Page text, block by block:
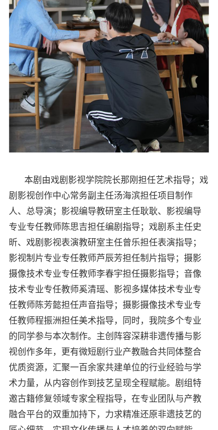
本剧由戏剧影视学院院长那刚担任艺术指导；戏
剧影视创作中心常务副主任汤海滨担任项目制作
人、总导演；影视编导教研室主任耿耿、影视编导
专业专任教师陈思吉担任编剧指导；戏剧系主任史
昕、戏剧影视表演教研室主任曾乐担任表演指导；
影视制片专业专任教师芦辰芳担任制片指导；摄影
摄像技术专业专任教师李春宇担任摄影指导；音像
技术专业专任教师奚清瑶、影视多媒体技术专业专
任教师陈芳懿担任声音指导；摄影摄像技术专业专
任教师程振洲担任美术指导，同时，我院多个专业
的同学参与本次制作。主创阵容深耕非遗传播与影
视创作多年，更有微短剧行业产教融合共同体整合
优质资源，汇聚一百余家共建单位的行业经验与学
术力量，从内容创作到技艺呈现全程赋能。剧组特
邀古籍修复领域专家全程指导，在专业团队与产教
融合平台的双重加持下，力求精准还原非遗技艺的